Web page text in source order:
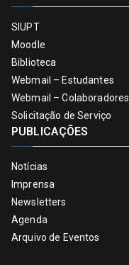
SIUPT
Moodle
Biblioteca
Webmail – Estudantes
Webmail – Colaboradores
Solicitação de Serviço
PUBLICAÇÕES
Notícias
Imprensa
Newsletters
Agenda
Arquivo de Eventos